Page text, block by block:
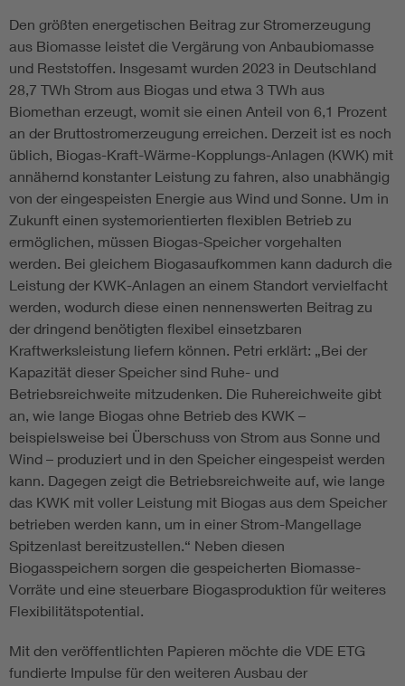
Den größten energetischen Beitrag zur Stromerzeugung
aus Biomasse leistet die Vergärung von Anbaubiomasse
und Reststoffen. Insgesamt wurden 2023 in Deutschland
28,7 TWh Strom aus Biogas und etwa 3 TWh aus
Biomethan erzeugt, womit sie einen Anteil von 6,1 Prozent
an der Bruttostromerzeugung erreichen. Derzeit ist es noch
üblich, Biogas-Kraft-Wärme-Kopplungs-Anlagen (KWK) mit
annähernd konstanter Leistung zu fahren, also unabhängig
von der eingespeisten Energie aus Wind und Sonne. Um in
Zukunft einen systemorientierten flexiblen Betrieb zu
ermöglichen, müssen Biogas-Speicher vorgehalten
werden. Bei gleichem Biogasaufkommen kann dadurch die
Leistung der KWK-Anlagen an einem Standort vervielfacht
werden, wodurch diese einen nennenswerten Beitrag zu
der dringend benötigten flexibel einsetzbaren
Kraftwerksleistung liefern können. Petri erklärt: „Bei der
Kapazität dieser Speicher sind Ruhe- und
Betriebsreichweite mitzudenken. Die Ruhereichweite gibt
an, wie lange Biogas ohne Betrieb des KWK –
beispielsweise bei Überschuss von Strom aus Sonne und
Wind – produziert und in den Speicher eingespeist werden
kann. Dagegen zeigt die Betriebsreichweite auf, wie lange
das KWK mit voller Leistung mit Biogas aus dem Speicher
betrieben werden kann, um in einer Strom-Mangellage
Spitzenlast bereitzustellen.“ Neben diesen
Biogasspeichern sorgen die gespeicherten Biomasse-
Vorräte und eine steuerbare Biogasproduktion für weiteres
Flexibilitätspotential.
Mit den veröffentlichten Papieren möchte die VDE ETG
fundierte Impulse für den weiteren Ausbau der